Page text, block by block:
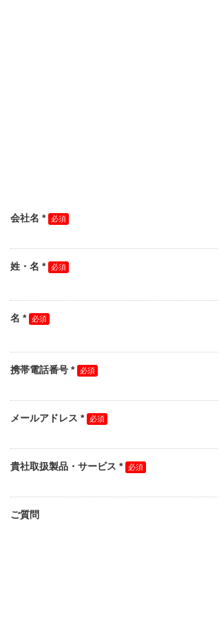
会社名 *
姓・名 *
名 *
携帯電話番号 *
メールアドレス *
貴社取扱製品・サービス *
ご質問